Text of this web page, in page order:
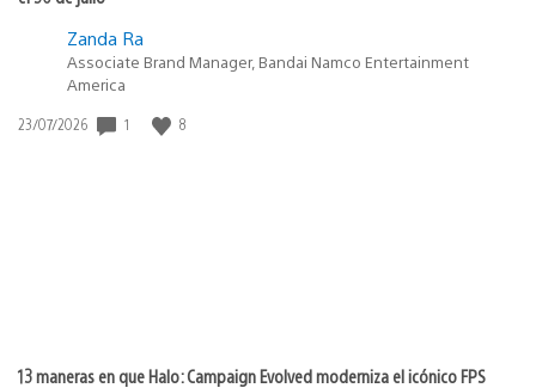
Zanda Ra
Associate Brand Manager, Bandai Namco Entertainment
America
Fecha
23/07/2026 1 8
13 maneras en que Halo: Campaign Evolved moderniza el icónico FPS